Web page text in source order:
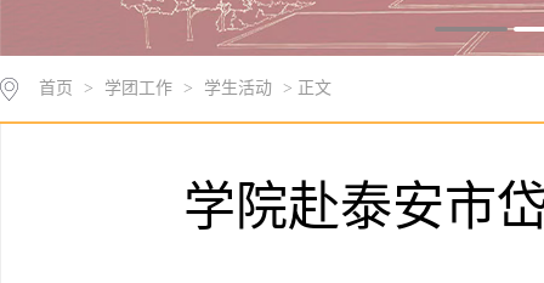
首页 > 学团工作 > 学生活动 > 正文
学院赴泰安市